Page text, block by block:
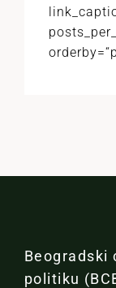
Beogradski
politiku